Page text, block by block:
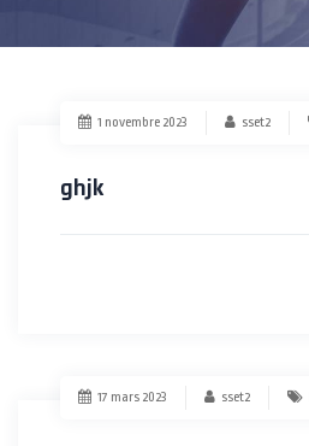
1 novembre 2023 sset2
ghjk
17 mars 2023 sset2